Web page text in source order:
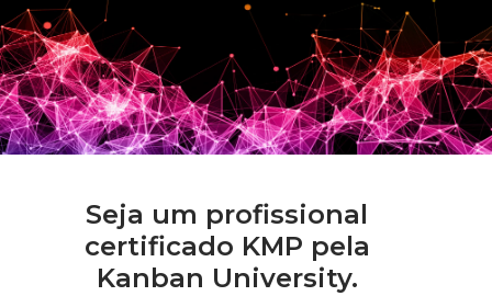
Seja um profissional
certificado KMP pela
Kanban University.